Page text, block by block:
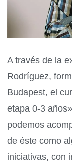
A través de la
Rodríguez,
Budapest, el
etapa 0-3
podemos
de éste como
iniciativas, con